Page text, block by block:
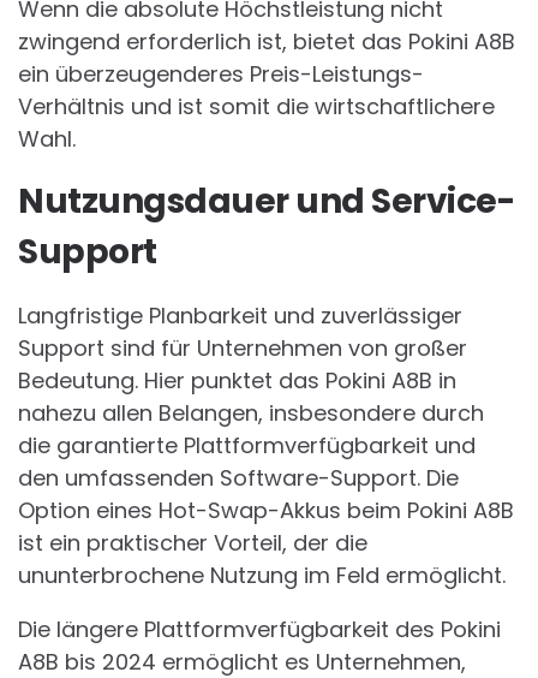
Wenn die absolute Höchstleistung nicht
zwingend erforderlich ist, bietet das Pokini A8B
ein überzeugenderes Preis-Leistungs-
Verhältnis und ist somit die wirtschaftlichere
Wahl.
Nutzungsdauer und Service-
Support
Langfristige Planbarkeit und zuverlässiger
Support sind für Unternehmen von großer
Bedeutung. Hier punktet das Pokini A8B in
nahezu allen Belangen, insbesondere durch
die garantierte Plattformverfügbarkeit und
den umfassenden Software-Support. Die
Option eines Hot-Swap-Akkus beim Pokini A8B
ist ein praktischer Vorteil, der die
ununterbrochene Nutzung im Feld ermöglicht.
Die längere Plattformverfügbarkeit des Pokini
A8B bis 2024 ermöglicht es Unternehmen,